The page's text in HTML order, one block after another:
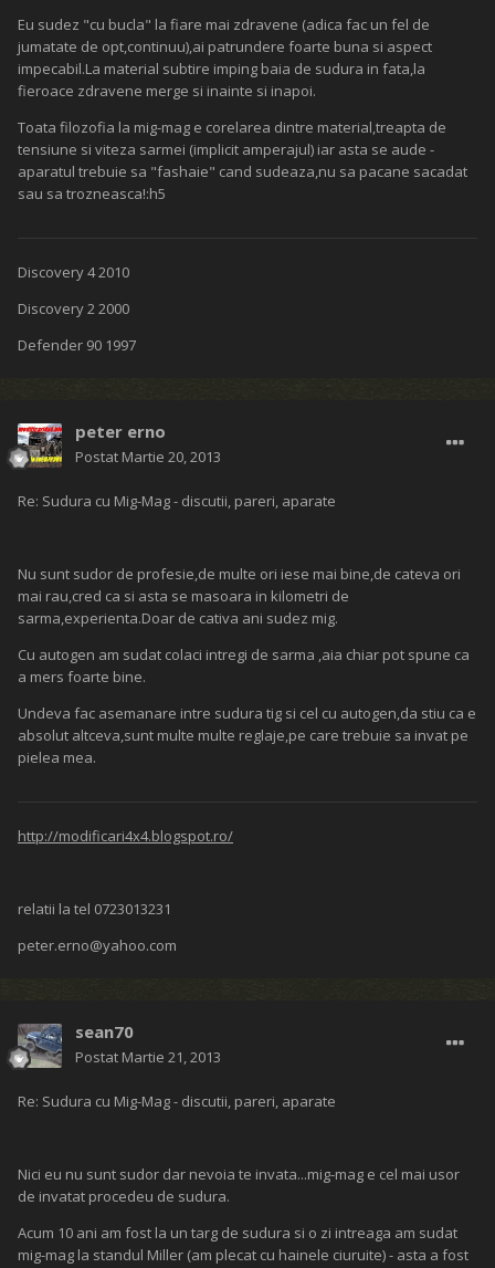
Eu sudez "cu bucla" la fiare mai zdravene (adica fac un fel de
jumatate de opt,continuu),ai patrundere foarte buna si aspect
impecabil.La material subtire imping baia de sudura in fata,la
fieroace zdravene merge si inainte si inapoi.
Toata filozofia la mig-mag e corelarea dintre material,treapta de
tensiune si viteza sarmei (implicit amperajul) iar asta se aude -
aparatul trebuie sa "fashaie" cand sudeaza,nu sa pacane sacadat
sau sa trozneasca!:h5
Discovery 4 2010
Discovery 2 2000
Defender 90 1997
peter erno
Postat Martie 20, 2013
Re: Sudura cu Mig-Mag - discutii, pareri, aparate
Nu sunt sudor de profesie,de multe ori iese mai bine,de cateva ori
mai rau,cred ca si asta se masoara in kilometri de
sarma,experienta.Doar de cativa ani sudez mig.
Cu autogen am sudat colaci intregi de sarma ,aia chiar pot spune ca
a mers foarte bine.
Undeva fac asemanare intre sudura tig si cel cu autogen,da stiu ca e
absolut altceva,sunt multe multe reglaje,pe care trebuie sa invat pe
pielea mea.
http://modificari4x4.blogspot.ro/
relatii la tel 0723013231
peter.erno@yahoo.com
sean70
Postat Martie 21, 2013
Re: Sudura cu Mig-Mag - discutii, pareri, aparate
Nici eu nu sunt sudor dar nevoia te invata...mig-mag e cel mai usor
de invatat procedeu de sudura.
Acum 10 ani am fost la un targ de sudura si o zi intreaga am sudat
mig-mag la standul Miller (am plecat cu hainele ciuruite) - asta a fost